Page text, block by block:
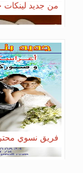
من جديد لينكات
فريق نسوي